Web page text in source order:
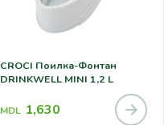
CROCI Поилка-Фонтан
DRINKWELL MINI 1,2 L
MDL 1,630